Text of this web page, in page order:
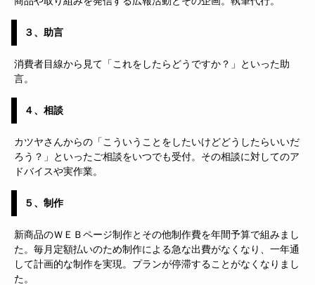
３、助言
消費者目線から見て「これをしたらどうですか？」といった助
言。
４、相談
カツヤさんからの「こういうことをしたいけどどうしたらいいだ
ろう？」といったご相談をいつでも受付。その相談に対してのア
ドバイスや実作業。
５、制作
新商品のＷＥＢページ制作とその他制作費を年間予算で組みまし
た。毎月定額払いのため制作による急な出費がなくなり、一年通
して計画的な制作を実現。プランが停滞することがなくなりまし
た。